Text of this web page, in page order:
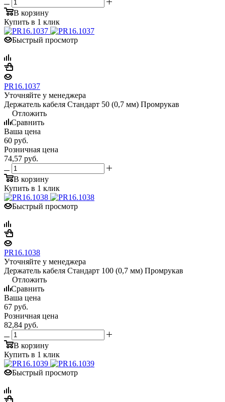
В корзину
Купить в 1 клик
Быстрый просмотр
PR16.1037
Уточняйте у менеджера
Держатель кабеля Стандарт 50 (0,7 мм) Промрукав
Отложить
Сравнить
Ваша цена
60 руб.
Розничная цена
74,57 руб.
В корзину
Купить в 1 клик
Быстрый просмотр
PR16.1038
Уточняйте у менеджера
Держатель кабеля Стандарт 100 (0,7 мм) Промрукав
Отложить
Сравнить
Ваша цена
67 руб.
Розничная цена
82,84 руб.
В корзину
Купить в 1 клик
Быстрый просмотр